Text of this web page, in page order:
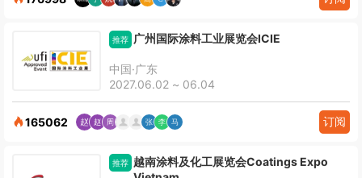
推荐 广州国际涂料工业展览会ICIE
中国·广东
2027.06.02 ~ 06.04
165062 订阅
推荐 越南涂料及化工展览会Coatings Expo